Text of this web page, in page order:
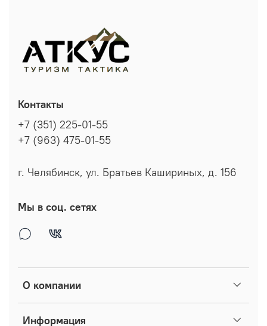
О компании
Информация
Контакты
+7 (351) 225-01-55
+7 (963) 475-01-55
г. Челябинск, ул. Братьев Кашириных, д. 156
Мы в соц. сетях